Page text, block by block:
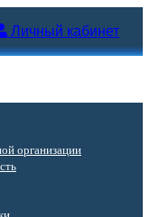
Личный кабинет
организации